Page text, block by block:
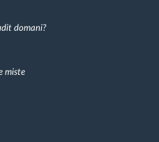
domani?
miste